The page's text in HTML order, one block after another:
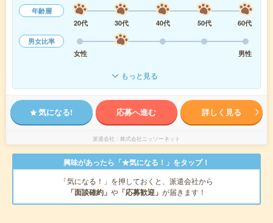
年齢層
20代
30代 40代 50代
60代
男女比率
女性
男性
もっと見る
気になる! 応募へ進む 詳しく見る
派遣会社 株式会社ニッソーネット
興味があったら「★気になる！」をタップ！
「気になる！」を押しておくと、派遣会社から
「面談確約」 や 「応募歓迎」 が届きます！